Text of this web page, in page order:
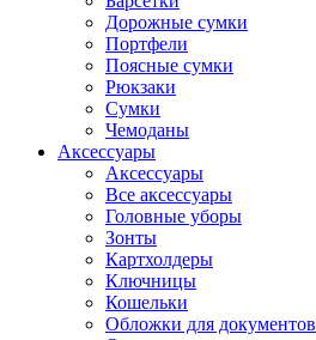
Дорожные сумки
Портфели
Поясные сумки
Рюкзаки
Сумки
Чемоданы
Аксессуары
Аксессуары
Все аксессуары
Головные уборы
Зонты
Картхолдеры
Ключницы
Кошельки
Обложки для документов